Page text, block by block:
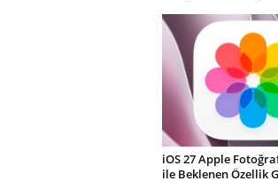
iOS 27 Apple
ile Beklenen Özellik